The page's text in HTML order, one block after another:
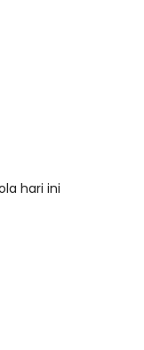
hari ini